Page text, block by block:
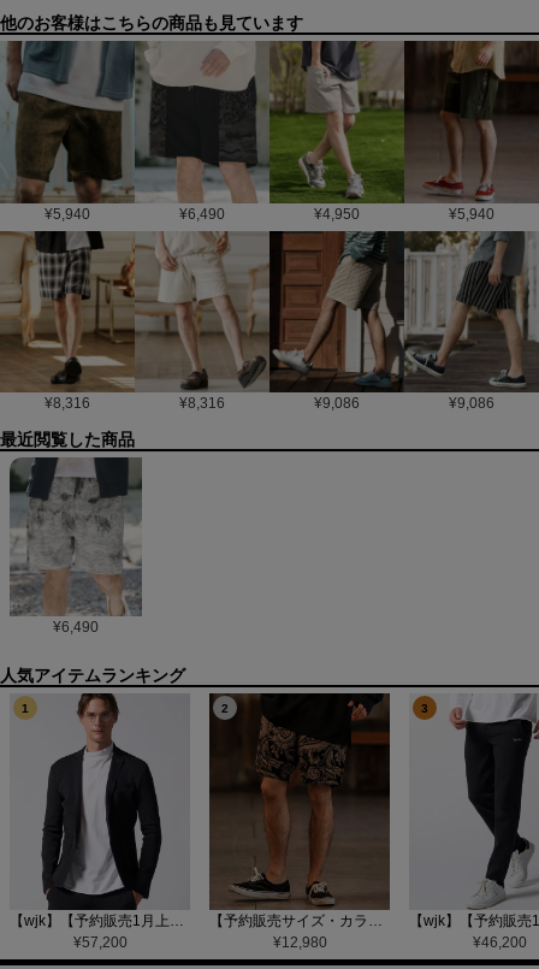
他のお客様はこちらの商品も見ています
¥5,940 ¥6,490 ¥4,950 ¥5,940
¥8,316 ¥8,316 ¥9,086 ¥9,086
最近閲覧した商品
¥6,490
1
【wjk】【予約販売1月上旬～中旬入荷】function knit jacket(jacquard check) ニットジャケット(207 mw08j)
¥57,200
2
【予約販売サイズ・カラーにより納期異なる】【CAMBIO(カンビオ)】Gobelin Short Pants ショートパンツ(CAM25SS-002)
¥12,980
3
¥46,200